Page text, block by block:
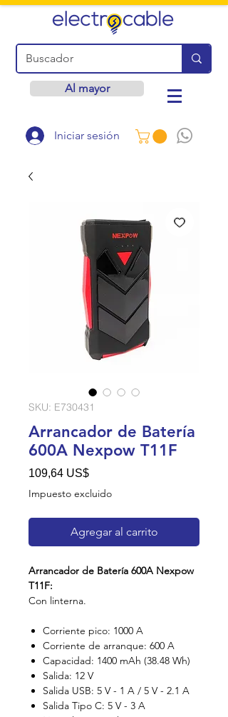
Al mayor
Iniciar sesión
SKU: E730431
Arrancador de Batería
600A Nexpow T11F
109,64 US$Precio
Impuesto excluido
Agregar al carrito
Arrancador de Batería 600A Nexpow
T11F:
Con linterna.
Corriente pico: 1000 A
Corriente de arranque: 600 A
Capacidad: 1400 mAh (38.48 Wh)
Salida: 12 V
Salida USB: 5 V - 1 A / 5 V - 2.1 A
Salida Tipo C: 5 V - 3 A